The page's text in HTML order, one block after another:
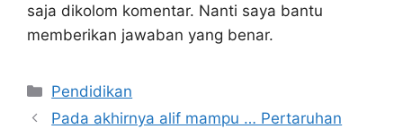
saja dikolom komentar. Nanti saya bantu
memberikan jawaban yang benar.
Kategori
Pendidikan
Pada akhirnya alif mampu … Pertaruhan